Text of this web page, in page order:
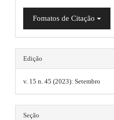
m
n
_
o
e
n
p
3
.
r
n
s
h
Fomatos de Citação
Edição
v. 15 n. 45 (2023): Setembro
Seção